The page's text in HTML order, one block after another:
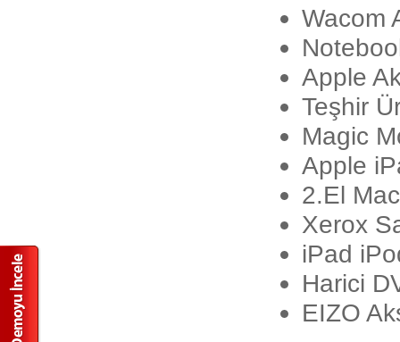
Wacom
Apple
Teşhir
Magic
Apple
2.El
Xerox
iPad
Harici
EIZO